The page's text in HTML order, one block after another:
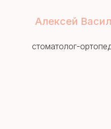
Алексей
стоматолог-